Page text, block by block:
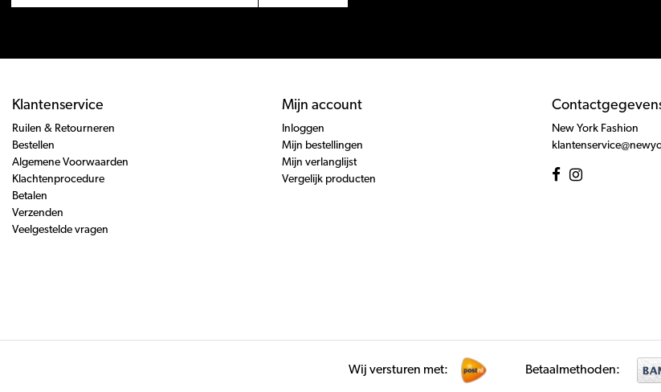
Klantenservice
Ruilen & Retourneren
Bestellen
Algemene Voorwaarden
Klachtenprocedure
Betalen
Verzenden
Veelgestelde vragen
Mijn account
Inloggen
Mijn bestellingen
Mijn verlanglijst
Vergelijk producten
New York Fashion
Wij versturen met: Betaalmethoden: